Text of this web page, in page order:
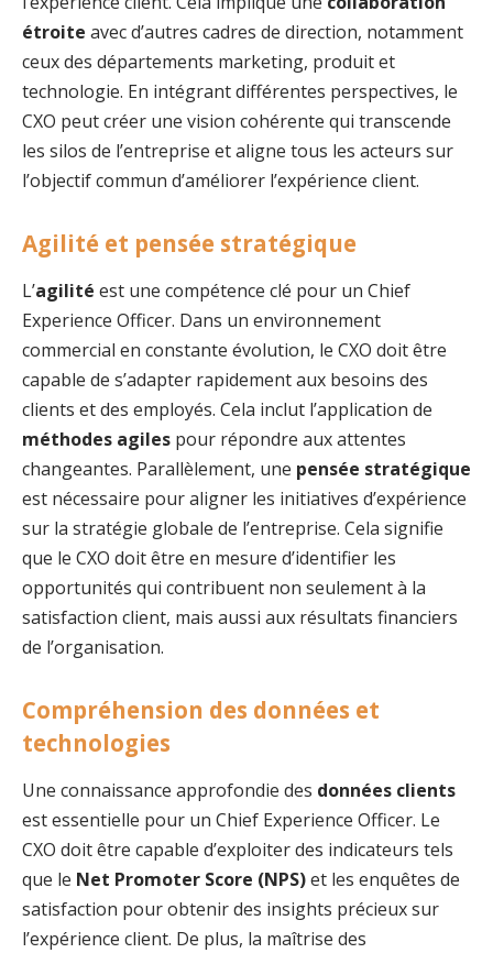
étroite avec d’autres cadres de direction, notamment
ceux des départements marketing, produit et
technologie. En intégrant différentes perspectives, le
CXO peut créer une vision cohérente qui transcende
les silos de l’entreprise et aligne tous les acteurs sur
l’objectif commun d’améliorer l’expérience client.
Agilité et pensée stratégique
L’agilité est une compétence clé pour un Chief
Experience Officer. Dans un environnement
commercial en constante évolution, le CXO doit être
capable de s’adapter rapidement aux besoins des
clients et des employés. Cela inclut l’application de
méthodes agiles pour répondre aux attentes
changeantes. Parallèlement, une pensée stratégique
est nécessaire pour aligner les initiatives d’expérience
sur la stratégie globale de l’entreprise. Cela signifie
que le CXO doit être en mesure d’identifier les
opportunités qui contribuent non seulement à la
satisfaction client, mais aussi aux résultats financiers
de l’organisation.
Compréhension des données et
technologies
Une connaissance approfondie des données clients
est essentielle pour un Chief Experience Officer. Le
CXO doit être capable d’exploiter des indicateurs tels
que le Net Promoter Score (NPS)et les enquêtes de
satisfaction pour obtenir des insights précieux sur
l’expérience client. De plus, la maîtrise des